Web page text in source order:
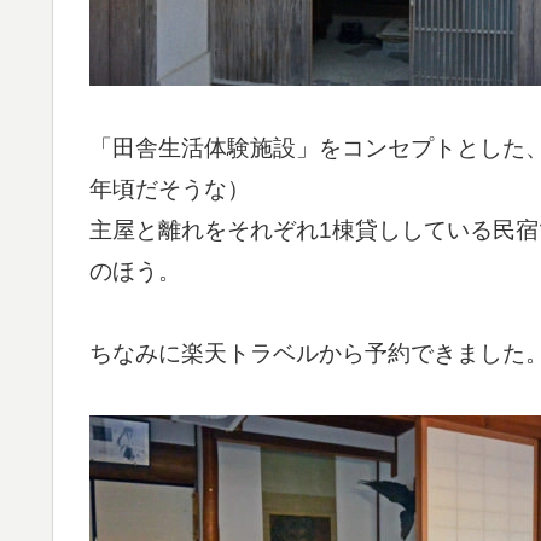
「田舎生活体験施設」をコンセプトとし
年頃だそうな）
主屋と離れをそれぞれ1棟貸ししている民
のほう。
ちなみに楽天トラベルから予約できました